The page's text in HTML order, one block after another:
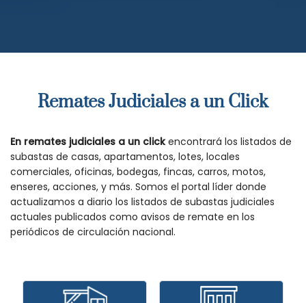
Remates Judiciales a un Click
En remates judiciales a un clickencontrará los listados de
subastas de casas, apartamentos, lotes, locales
comerciales, oficinas, bodegas, fincas, carros, motos,
enseres, acciones, y más. Somos el portal líder donde
actualizamos a diario los listados de subastas judiciales
actuales publicados como avisos de remate en los
periódicos de circulación nacional.